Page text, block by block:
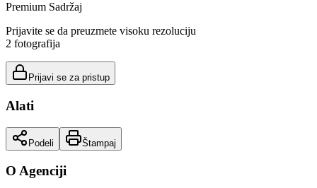
Premium Sadržaj
Prijavite se da preuzmete visoku rezoluciju
2 fotografija
Prijavi se za pristup
Alati
Podeli Štampaj
O Agenciji